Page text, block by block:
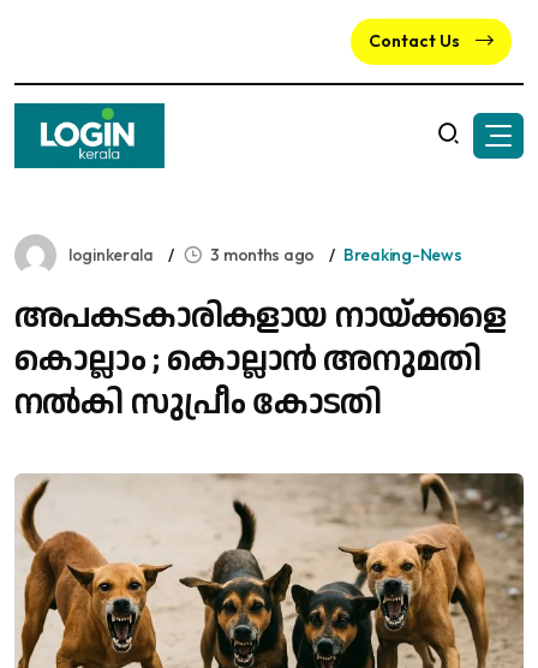
Contact Us
loginkerala 3 months ago Breaking-News
അപകടകാരികളായ നായ്ക്കളെ
കൊല്ലാം ; കൊല്ലാൻ അനുമതി
നൽകി സുപ്രീം കോടതി